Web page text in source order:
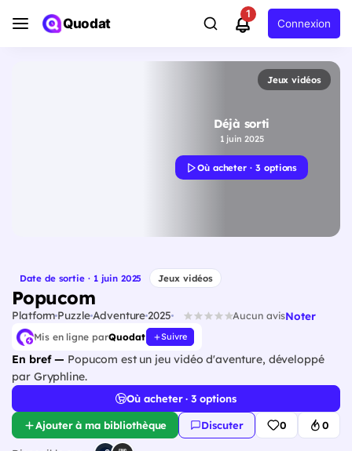
Quodat
1
Connexion
Jeux vidéos
Déjà sorti
1 juin 2025
Où acheter · 3 options
Date de sortie · 1 juin 2025 Jeux vidéos
Popucom
Platform Puzzle Adventure 2025 Aucun avisNoter
Mis en ligne parQuodat Suivre
En bref — Popucom est un jeu vidéo d'aventure, développé
par Gryphline.
Où acheter · 3 options
Ajouter à ma bibliothèque Discuter 0 0